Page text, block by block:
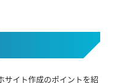
サイト作成のポイントを紹